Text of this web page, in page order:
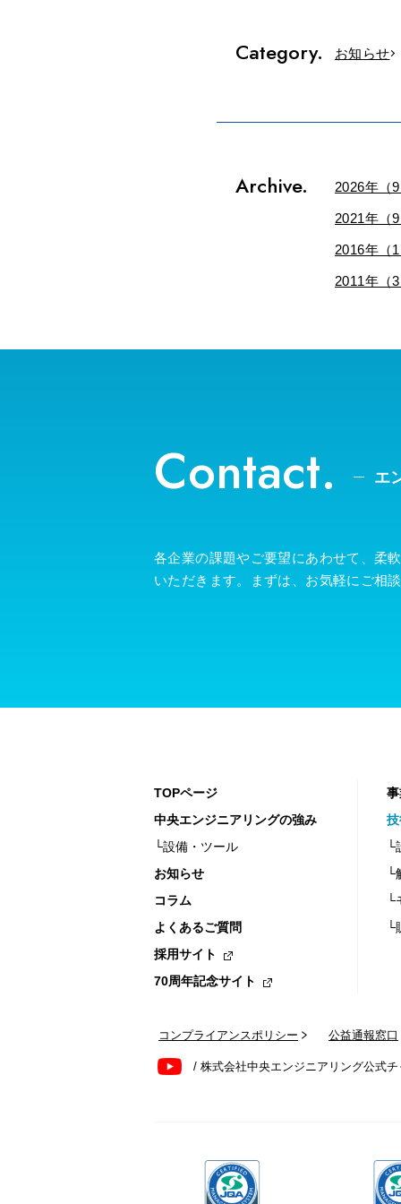
Category. お知らせ
Archive. 2026年（
2021年（
2016年（
2011年（
Contact. エ
各企業の課題やご要望にあわせて、柔
いただきます。まずは、お気軽にご相
TOPページ
中央エンジニアリングの強み
└設備・ツール
お知らせ
コラム
よくあるご質問
採用サイト
70周年記念サイト
└
└
└
└
コンプライアンスポリシー 公益通報窓口
/ 株式会社中央エンジニアリング公式